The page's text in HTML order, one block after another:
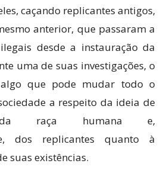
caçando replicantes antigos,
anterior, que passaram a
desde a instauração da
uma de suas investigações, o
algo que pode mudar todo o
a respeito da ideia de
da raça humana e,
dos replicantes quanto à
suas existências.